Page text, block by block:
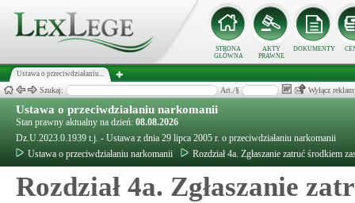
STRONA
GŁÓWNA
AKTY
PRAWNE
DOKUMENTY
Ustawa o przeciwdziałaniu...
Szukaj: Art./§ Wyłącz
Ustawa o przeciwdziałaniu narkomanii
Stan prawny aktualny na dzień: 08.08.2026
Dz.U.2023.0.1939 t.j. - Ustawa z dnia 29 lipca 2005 r. o przeciwdziałaniu narkomanii
Ustawa o przeciwdziałaniu narkomanii
Rozdział 4a. Zgłaszanie zatruć środkiem
Rozdział 4a. Zgłaszanie